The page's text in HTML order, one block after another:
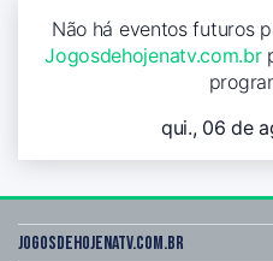
Não há eventos futuros
Jogosdehojenatv.com.br
qui., 06 de
Jogosdehojenatv.com.br